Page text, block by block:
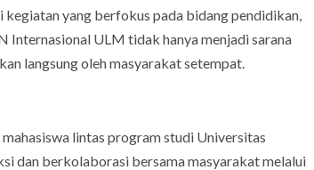
yang berfokus pada bidang pendidikan,
Internasional ULM tidak hanya menjadi sarana
langsung oleh masyarakat setempat.
lintas program studi Universitas
dan berkolaborasi bersama masyarakat melalui